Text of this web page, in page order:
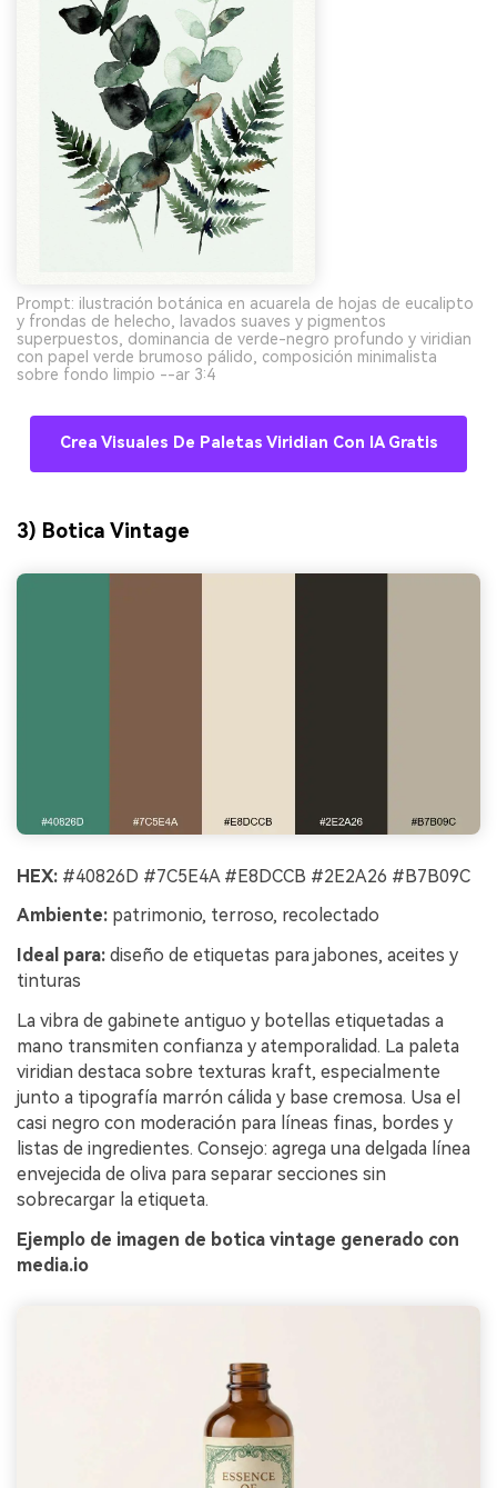
Prompt: ilustración botánica en acuarela de hojas de eucalipto
y frondas de helecho, lavados suaves y pigmentos
superpuestos, dominancia de verde-negro profundo y viridian
con papel verde brumoso pálido, composición minimalista
sobre fondo limpio --ar 3:4
Crea Visuales De Paletas Viridian Con IA Gratis
3) Botica Vintage
HEX: #40826D #7C5E4A #E8DCCB #2E2A26 #B7B09C
Ambiente: patrimonio, terroso, recolectado
Ideal para: diseño de etiquetas para jabones, aceites y
tinturas
La vibra de gabinete antiguo y botellas etiquetadas a
mano transmiten confianza y atemporalidad. La paleta
viridian destaca sobre texturas kraft, especialmente
junto a tipografía marrón cálida y base cremosa. Usa el
casi negro con moderación para líneas finas, bordes y
listas de ingredientes. Consejo: agrega una delgada línea
envejecida de oliva para separar secciones sin
sobrecargar la etiqueta.
Ejemplo de imagen de botica vintage generado con
media.io